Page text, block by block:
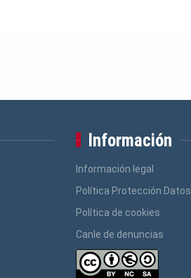
Información
Información legal
Política Protección Datos
Política de cookies
Canle de denuncias